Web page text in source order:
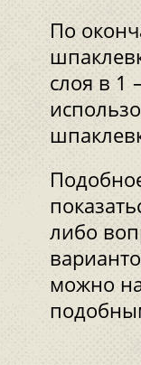
По
слоя в 1
либо
можно